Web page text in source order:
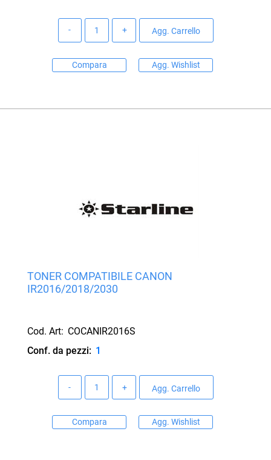
Agg. Carrello
Compara Agg. Wishlist
TONER COMPATIBILE CANON
IR2016/2018/2030
Cod. Art: COCANIR2016S
Conf. da pezzi: 1
Agg. Carrello
Compara Agg. Wishlist